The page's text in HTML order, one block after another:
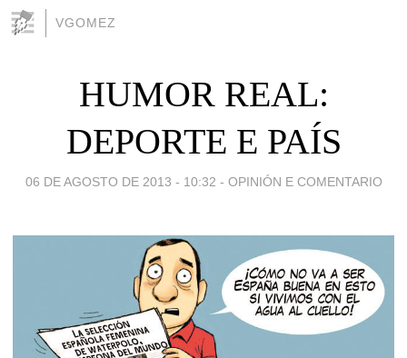
VGOMEZ
HUMOR REAL:
DEPORTE E PAÍS
06 DE AGOSTO DE 2013 - 10:32 - OPINIÓN E COMENTARIO